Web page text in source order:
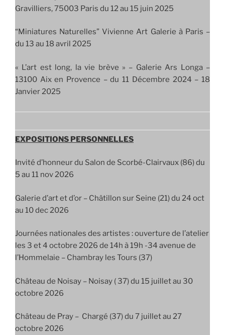
Gravilliers, 75003 Paris du 12 au 15 juin 2025
“Miniatures Naturelles” Vivienne Art Galerie à Paris –
du 13 au 18 avril 2025
« L’art est long, la vie brève » – Galerie Ars Longa –
13100 Aix en Provence – du 11 Décembre 2024 – 18
Janvier 2025
EXPOSITIONS PERSONNELLES
Invité d’honneur du Salon de Scorbé-Clairvaux (86) du
5 au 11 nov 2026
Galerie d’art et d’or – Châtillon sur Seine (21) du 24 oct
au 10 dec 2026
Journées nationales des artistes : ouverture de l’atelier
les 3 et 4 octobre 2026 de 14h à 19h -34 avenue de
l’Hommelaie – Chambray les Tours (37)
Château de Noisay – Noisay ( 37) du 15 juillet au 30
octobre 2026
Château de Pray – Chargé (37) du 7 juillet au 27
octobre 2026